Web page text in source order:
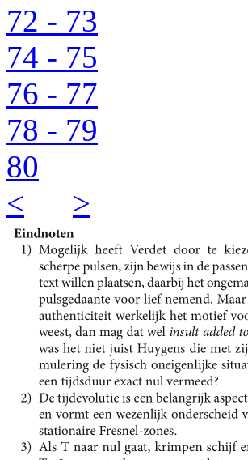
72 - 73
74 - 75
76 - 77
78 - 79
80
<
>